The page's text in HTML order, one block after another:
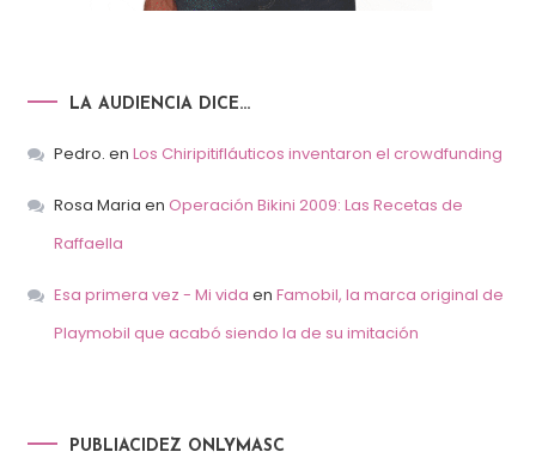
LA AUDIENCIA DICE…
Pedro. en Los Chiripitifláuticos inventaron el crowdfunding
Rosa Maria en Operación Bikini 2009: Las Recetas de
Raffaella
Esa primera vez - Mi vida en Famobil, la marca original de
Playmobil que acabó siendo la de su imitación
PUBLIACIDEZ ONLYMASC